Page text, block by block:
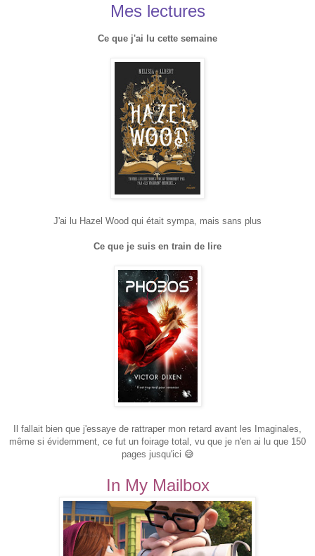
Mes lectures
Ce que j'ai lu cette semaine
J'ai lu Hazel Wood qui était sympa, mais sans plus
Ce que je suis en train de lire
Il fallait bien que j'essaye de rattraper mon retard avant les Imaginales,
même si évidemment, ce fut un foirage total, vu que je n'en ai lu que 150
pages jusqu'ici 😅
In My Mailbox